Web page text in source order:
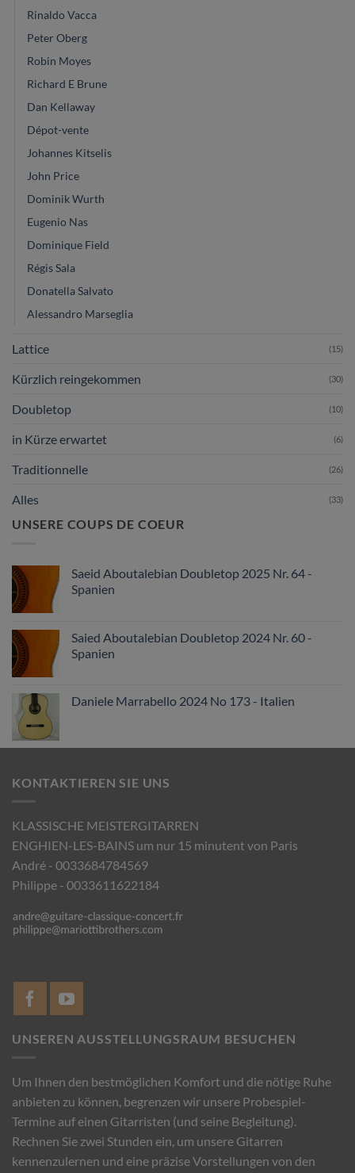
Rinaldo Vacca
Peter Oberg
Robin Moyes
Richard E Brune
Dan Kellaway
Dépot-vente
Johannes Kitselis
John Price
Dominik Wurth
Eugenio Nas
Dominique Field
Régis Sala
Donatella Salvato
Alessandro Marseglia
Lattice (15)
Kürzlich reingekommen (30)
Doubletop (10)
in Kürze erwartet (6)
Traditionnelle (26)
Alles (33)
UNSERE COUPS DE COEUR
Saeid Aboutalebian Doubletop 2025 Nr. 64 -
Spanien
Saied Aboutalebian Doubletop 2024 Nr. 60 -
Spanien
Daniele Marrabello 2024 No 173 - Italien
KONTAKTIEREN SIE UNS
KLASSISCHE MEISTERGITARREN
ENGHIEN-LES-BAINS um nur 15 minutent von Paris
André - 0033684784569
Philippe - 0033611622184
UNSEREN AUSSTELLUNGSRAUM BESUCHEN
Um Ihnen den bestmöglichen Komfort und die nötige Ruhe
anbieten zu können, begrenzen wir unsere Probespiel-
Termine auf einen Gitarristen (und seine Begleitung).
Rechnen Sie zwei Stunden ein, um unsere Gitarren
kennenzulernen und eine präzise Vorstellungen von den